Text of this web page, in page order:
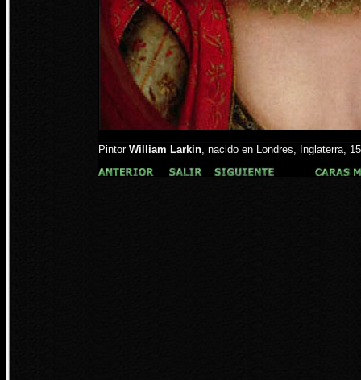
Pintor William Larkin, nacido en Londres, Inglaterra,